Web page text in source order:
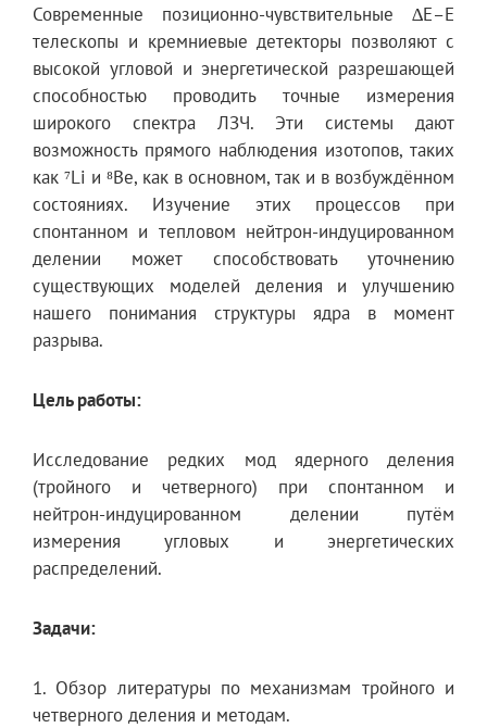
Современные позиционно-чувствительные ∆E–E
телескопы и кремниевые детекторы позволяют с
высокой угловой и энергетической разрешающей
способностью проводить точные измерения
широкого спектра ЛЗЧ. Эти системы дают
возможность прямого наблюдения изотопов, таких
как ⁷Li и ⁸Be, как в основном, так и в возбуждённом
состояниях. Изучение этих процессов при
спонтанном и тепловом нейтрон-индуцированном
делении может способствовать уточнению
существующих моделей деления и улучшению
нашего понимания структуры ядра в момент
разрыва.
Цель работы:
Исследование редких мод ядерного деления
(тройного и четверного) при спонтанном и
нейтрон-индуцированном делении путём
измерения угловых и энергетических
распределений.
Задачи:
1. Обзор литературы по механизмам тройного и
четверного деления и методам.